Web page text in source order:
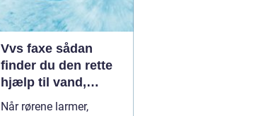
Vvs faxe sådan
finder du den rette
hjælp til vand,
varme og sanitet
Når rørene larmer,